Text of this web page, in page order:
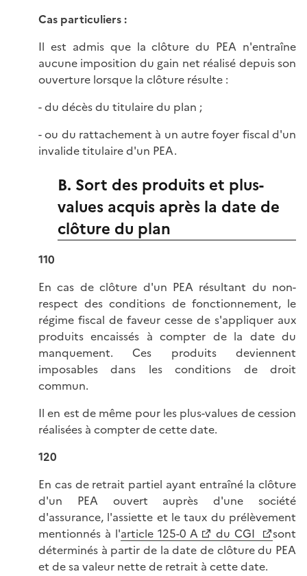
Cas particuliers :
Il est admis que la clôture du PEA n'entraîne
aucune imposition du gain net réalisé depuis son
ouverture lorsque la clôture résulte :
- du décès du titulaire du plan ;
- ou du rattachement à un autre foyer fiscal d'un
invalide titulaire d'un PEA.
B. Sort des produits et plus-
values acquis après la date de
clôture du plan
110
En cas de clôture d'un PEA résultant du non-
respect des conditions de fonctionnement, le
régime fiscal de faveur cesse de s'appliquer aux
produits encaissés à compter de la date du
manquement. Ces produits deviennent
imposables dans les conditions de droit
commun.
Il en est de même pour les plus-values de cession
réalisées à compter de cette date.
120
En cas de retrait partiel ayant entraîné la clôture
d'un PEA ouvert auprès d'une société
d'assurance, l'assiette et le taux du prélèvement
mentionnés à l'article 125-0 A du CGI
sont
déterminés à partir de la date de clôture du PEA
et de sa valeur nette de retrait à cette date.